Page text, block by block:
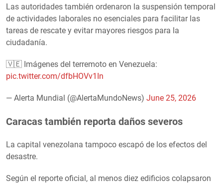
Las autoridades también ordenaron la suspensión temporal
de actividades laborales no esenciales para facilitar las
tareas de rescate y evitar mayores riesgos para la
ciudadanía.
🇻🇪 Imágenes del terremoto en Venezuela:
pic.twitter.com/dfbHOVv1In
— Alerta Mundial (@AlertaMundoNews) June 25, 2026
Caracas también reporta daños severos
La capital venezolana tampoco escapó de los efectos del
desastre.
Según el reporte oficial, al menos diez edificios colapsaron